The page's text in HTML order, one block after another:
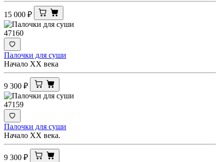
15 000 ₽
47160
Палочки для суши
Начало XX века
9 300 ₽
47159
Палочки для суши
Начало XX века.
9 300 ₽